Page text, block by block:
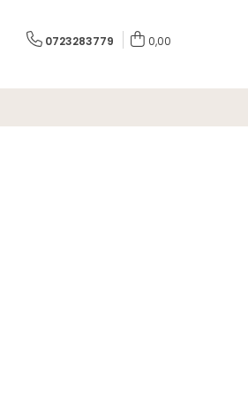
0723283779 0,00